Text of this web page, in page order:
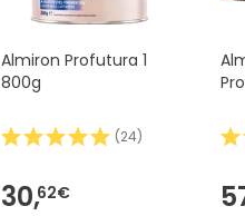
Almiron Profutura 1
800g
(24)
30,62€